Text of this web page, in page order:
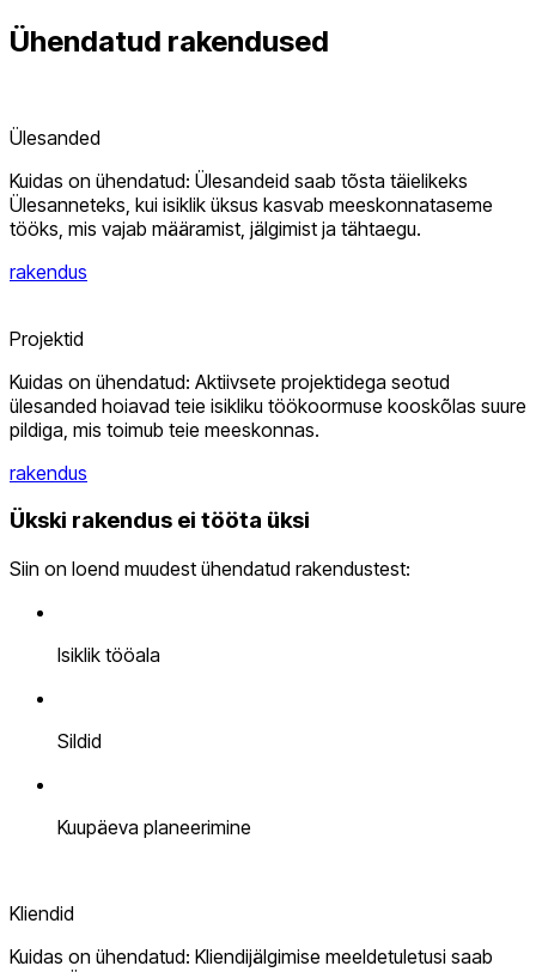
Ühendatud rakendused
Ülesanded
Kuidas on ühendatud: Ülesandeid saab tõsta täielikeks
Ülesanneteks, kui isiklik üksus kasvab meeskonnataseme
tööks, mis vajab määramist, jälgimist ja tähtaegu.
rakendus
Projektid
Kuidas on ühendatud: Aktiivsete projektidega seotud
ülesanded hoiavad teie isikliku töökoormuse kooskõlas suure
pildiga, mis toimub teie meeskonnas.
rakendus
Ükski rakendus ei tööta üksi
Siin on loend muudest ühendatud rakendustest:
Isiklik tööala
Sildid
Kuupäeva planeerimine
Kliendid
Kuidas on ühendatud: Kliendijälgimise meeldetuletusi saab